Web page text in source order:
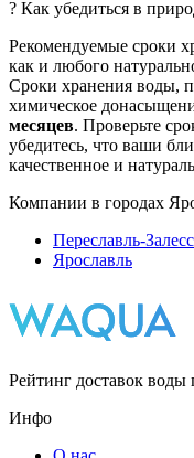
? Как убедиться в
Рекомендуемые сроки
как и любого
Сроки хранения воды,
химическое
месяцев. Проверьте
убедитесь, что ваши
качественное и
Компании в городах
Переславль-
Ярославль
Рейтинг доставок воды
Инфо